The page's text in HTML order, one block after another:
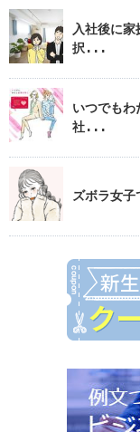
入社後に
択...
いつでもわ
社...
ズボラ女子